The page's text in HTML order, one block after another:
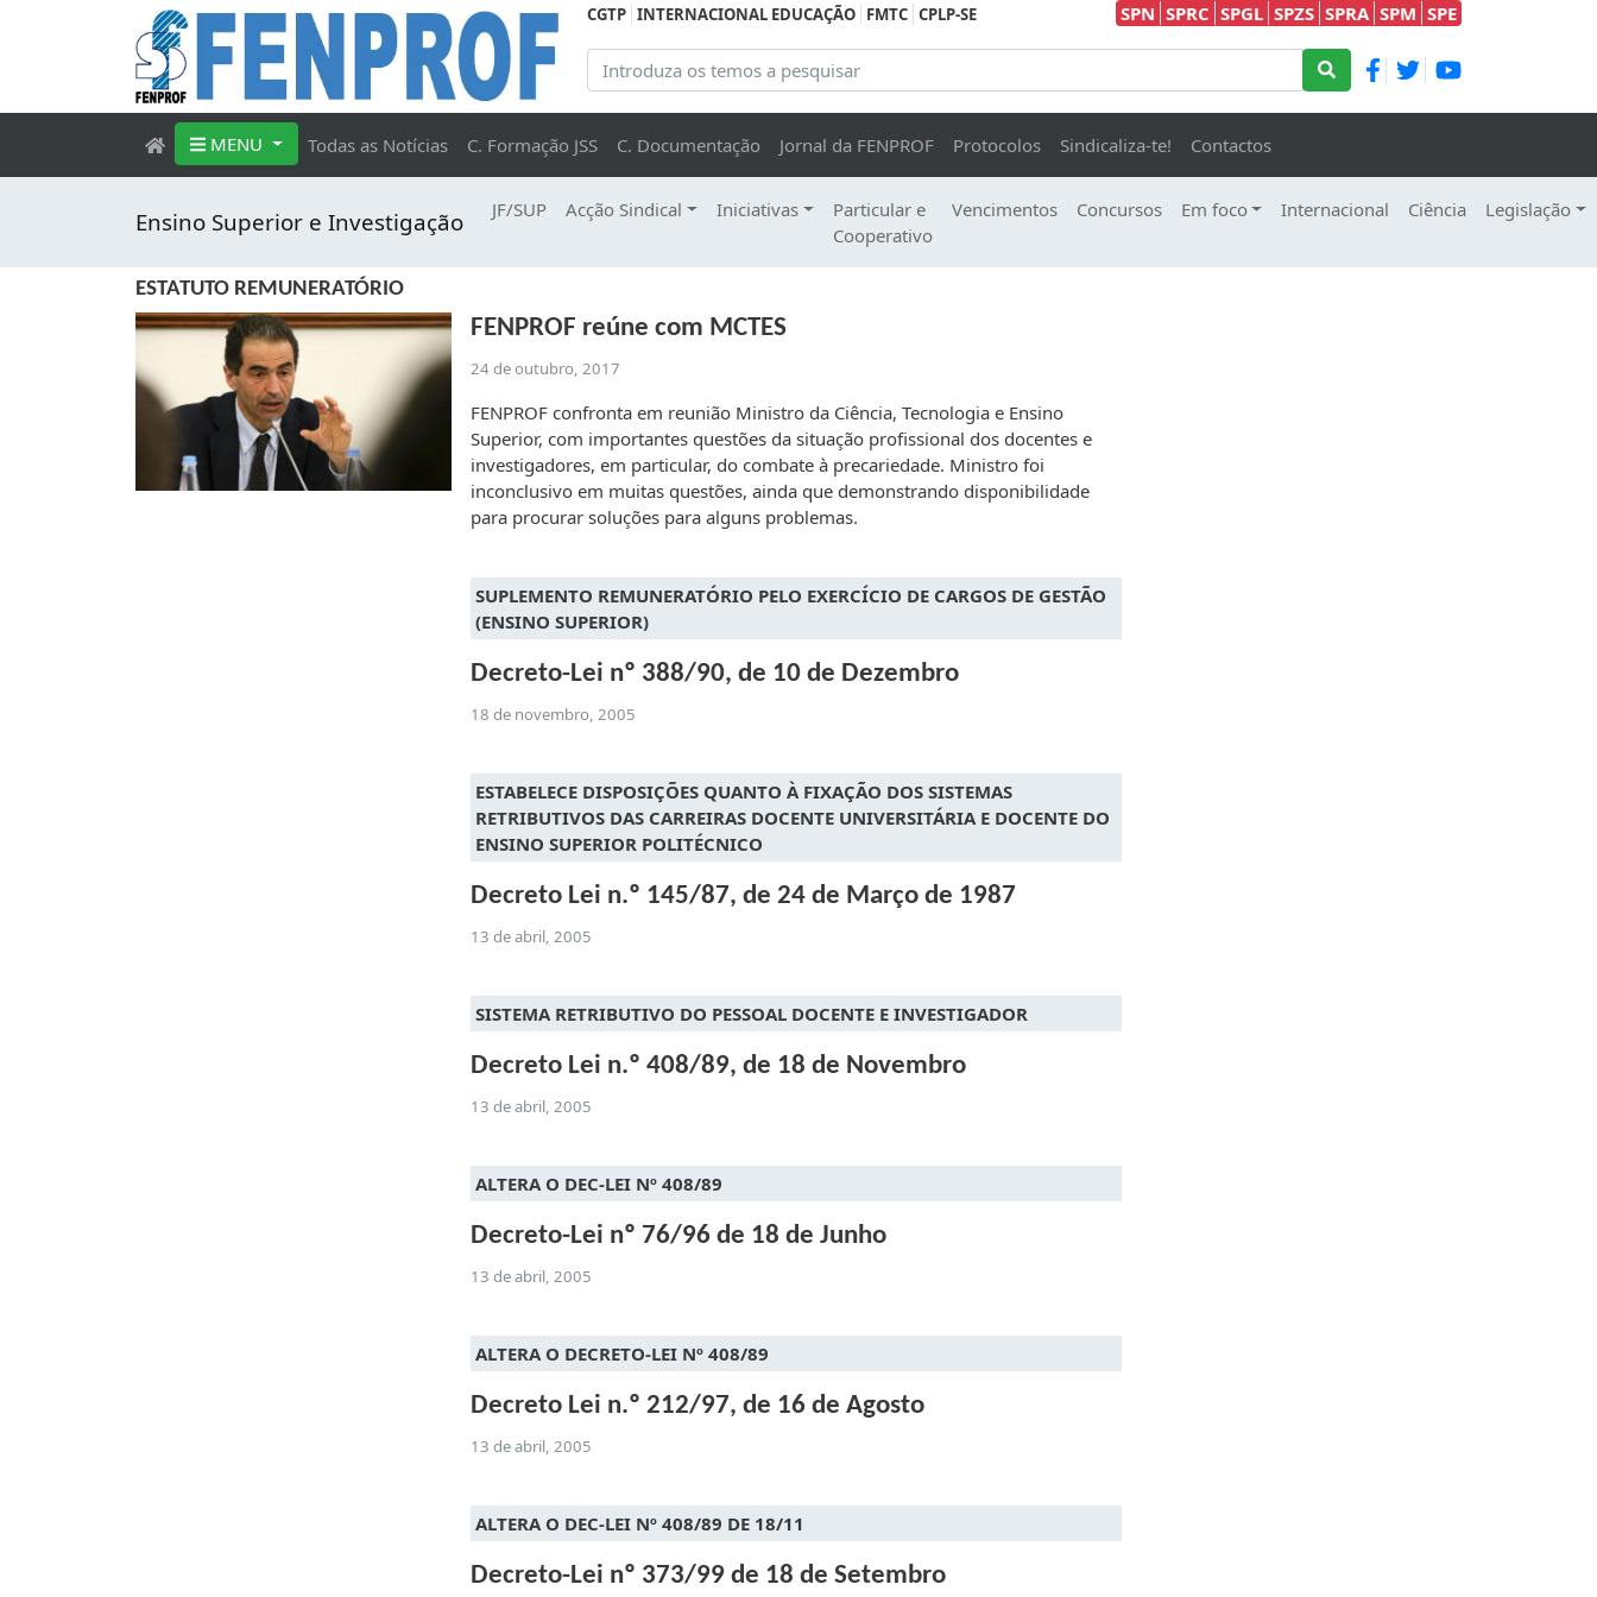
CGTP INTERNACIONAL EDUCAÇÃO FMTC CPLP-SE SPN SPRC SPGL SPZS SPRA SPM SPE
MENU Todas as Notícias C. Formação JSS C. Documentação Jornal da FENPROF Protocolos Sindicaliza-te! Contactos
Ensino Superior e Investigação JF/SUP Acção Sindical Iniciativas
Particular e
Cooperativo
Vencimentos Concursos Em foco Internacional Ciência Legislação
ESTATUTO REMUNERATÓRIO
FENPROF reúne com MCTES
24 de outubro, 2017
FENPROF confronta em reunião Ministro da Ciência, Tecnologia e Ensino
Superior, com importantes questões da situação profissional dos docentes e
investigadores, em particular, do combate à precariedade. Ministro foi
inconclusivo em muitas questões, ainda que demonstrando disponibilidade
para procurar soluções para alguns problemas.
SUPLEMENTO REMUNERATÓRIO PELO EXERCÍCIO DE CARGOS DE GESTÃO
(ENSINO SUPERIOR)
Decreto-Lei nº 388/90, de 10 de Dezembro
18 de novembro, 2005
ESTABELECE DISPOSIÇÕES QUANTO À FIXAÇÃO DOS SISTEMAS
RETRIBUTIVOS DAS CARREIRAS DOCENTE UNIVERSITÁRIA E DOCENTE DO
ENSINO SUPERIOR POLITÉCNICO
Decreto Lei n.º 145/87, de 24 de Março de 1987
13 de abril, 2005
SISTEMA RETRIBUTIVO DO PESSOAL DOCENTE E INVESTIGADOR
Decreto Lei n.º 408/89, de 18 de Novembro
13 de abril, 2005
ALTERA O DEC-LEI Nº 408/89
Decreto-Lei nº 76/96 de 18 de Junho
13 de abril, 2005
ALTERA O DECRETO-LEI Nº 408/89
Decreto Lei n.º 212/97, de 16 de Agosto
13 de abril, 2005
ALTERA O DEC-LEI Nº 408/89 DE 18/11
Decreto-Lei nº 373/99 de 18 de Setembro